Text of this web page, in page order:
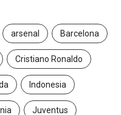
arsenal Barcelona
Cristiano Ronaldo
Indonesia
Juventus